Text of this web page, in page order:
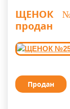
ЩЕНОК
продан
Продан